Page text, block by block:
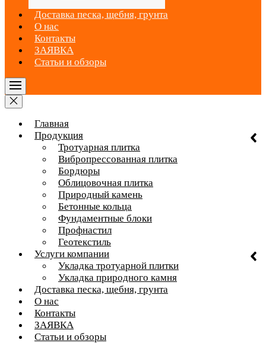
Доставка песка, щебня, грунта
О нас
Контакты
ЗАЯВКА
Статьи и обзоры
Главная
Продукция
Тротуарная плитка
Вибропрессованная плитка
Бордюры
Облицовочная плитка
Природный камень
Бетонные кольца
Фундаментные блоки
Профнастил
Геотекстиль
Услуги компании
Укладка тротуарной плитки
Укладка природного камня
Доставка песка, щебня, грунта
О нас
Контакты
ЗАЯВКА
Статьи и обзоры